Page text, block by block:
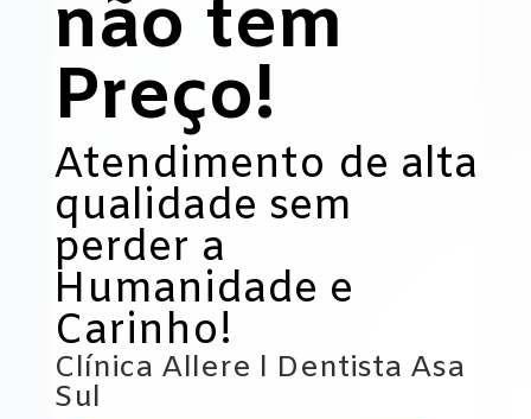
não tem
Preço!
Atendimento de alta
qualidade sem
perder a
Humanidade e
Carinho!
Clínica Allere l Dentista Asa
Sul